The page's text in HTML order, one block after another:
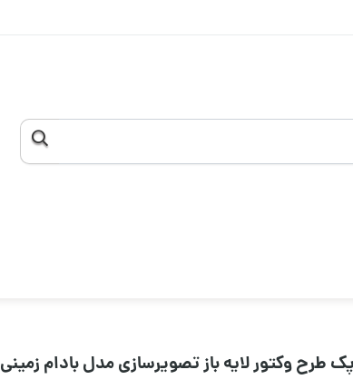
پک طرح وکتور لایه باز تصویرسازی مدل بادام زمینی Peanut